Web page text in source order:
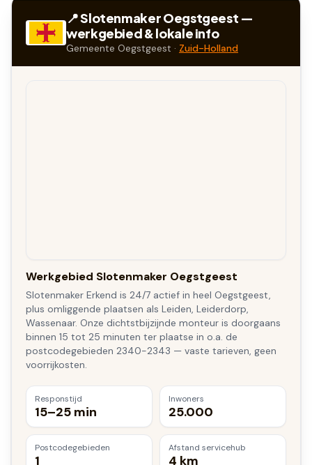
📍 SlotenmakerOegstgeest —
werkgebied & lokale info
Gemeente Oegstgeest · Zuid-Holland
Werkgebied Slotenmaker Oegstgeest
Slotenmaker Erkend is 24/7 actief in heel Oegstgeest,
plus omliggende plaatsen als Leiden, Leiderdorp,
Wassenaar. Onze dichtstbijzijnde monteur is doorgaans
binnen 15 tot 25 minuten ter plaatse in o.a. de
postcodegebieden 2340-2343 — vaste tarieven, geen
voorrijkosten.
Responstijd
15–25 min
Inwoners
25.000
Postcodegebieden
1
Afstand servicehub
4 km